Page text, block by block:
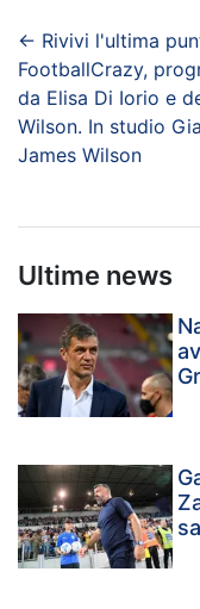
← Rivivi l'ultima
FootballCrazy,
da Elisa Di Iorio e
Wilson. In studio
James Wilson
Ultime news